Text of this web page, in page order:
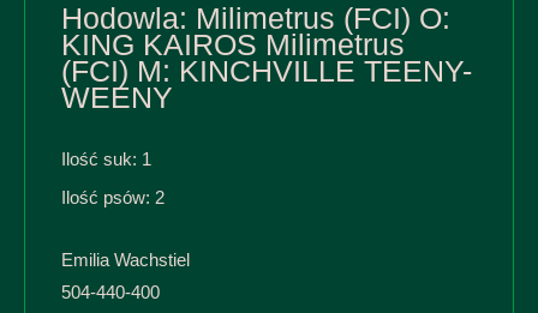
Hodowla: Milimetrus (FCI) O:
KING KAIROS Milimetrus
(FCI) M: KINCHVILLE TEENY-
WEENY
Ilość suk: 1
Ilość psów: 2
Emilia Wachstiel
504-440-400